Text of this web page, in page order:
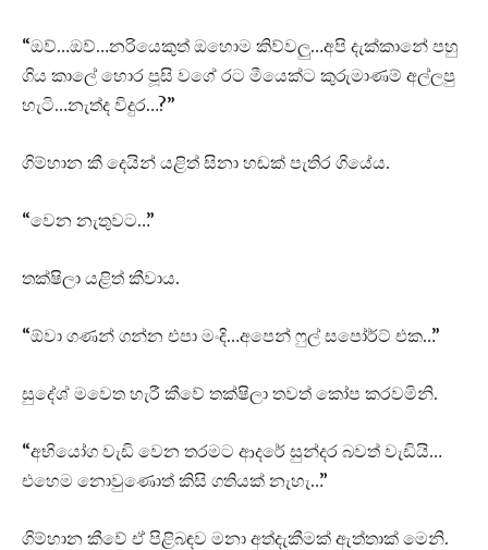
“ඔව්…ඔව්…නරියෙකුත් ඔහොම කිව්වලු…අපි දැක්කානේ පහු
ගිය කාලේ හොර පූසි වගේ රට මීයෙක්ට කුරුමාණම් අල්ලපු
හැටි…නැත්ද විදුර…?”
ගිම්හාන කී දෙයින් යළිත් සිනා හඬක් පැතිර ගියේය.
“වෙන නැතුවට…”
තක්ෂිලා යළිත් කීවාය.
“ඕවා ගණන් ගන්න එපා මංදි…අපෙන් ෆුල් සපෝර්ට් එක…”
සුදේශ් මවෙත හැරී කීවේ තක්ෂිලා තවත් කෝප කරවමිනි.
“අභියෝග වැඩි වෙන තරමට ආදරේ සුන්දර බවත් වැඩියි…
එහෙම නොවුණොත් කිසි ගතියක් නැහැ…”
ගිම්හාන කීවේ ඒ පිළිබඳව මනා අත්දැකීමක් ඇත්තාක් මෙනි.